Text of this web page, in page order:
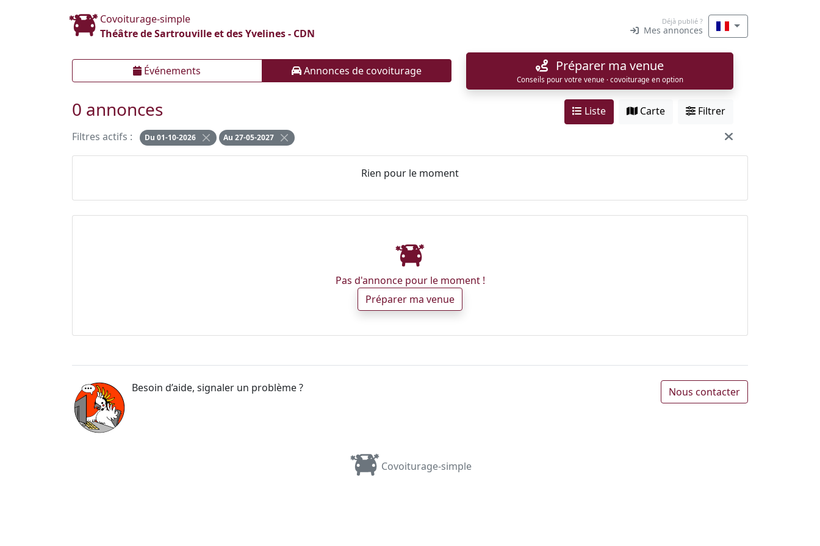
Covoiturage-simple
Théâtre de Sartrouville et des Yvelines - CDN
Déjà publié ?
Mes annonces
Événements Annonces de covoiturage Préparer ma venue
Conseils pour votre venue · covoiturage en option
0 annonces Liste Carte
Filtrer
Filtres actifs :
Du 01-10-2026 Au 27-05-2027
Rien pour le moment
Pas d'annonce pour le moment !
Préparer ma venue
Besoin d’aide, signaler un problème ? Nous contacter
Covoiturage-simple